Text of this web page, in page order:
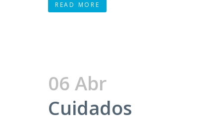
READ MORE
06 Abr
Cuidados